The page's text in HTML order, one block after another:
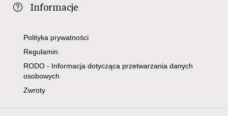
Informacje
Polityka prywatności
Regulamin
RODO - Informacja dotycząca przetwarzania danych
osobowych
Zwroty